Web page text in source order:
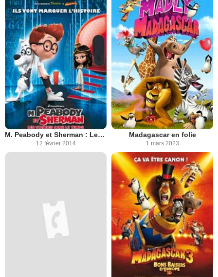
M. Peabody et Sherman : Les Voyages dans le temps
12 février 2014
Madagascar en folie
1 mars 2023